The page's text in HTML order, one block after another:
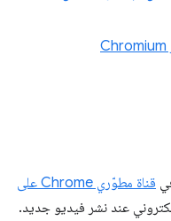
قناة مطوّري Chrome على
عند نشر فيديو جديد.